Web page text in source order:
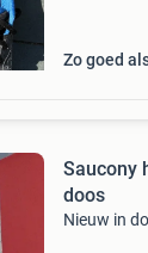
Zo goed
Saucony
doos
Nieuw in